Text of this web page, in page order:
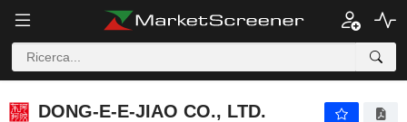
DONG-E-E-JIAO CO., LTD.
DONG-E-E-JIAO CO., LTD.